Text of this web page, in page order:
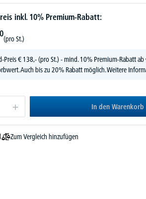
inkl. 10% Premium-Rabatt:
(pro St.)
Preis€ 138,-(pro St.) - mind. 10% Premium-Rabatt
Auch bis zu 20% Rabatt möglich.Weitere
In den Warenkorb
Zum Vergleich hinzufügen